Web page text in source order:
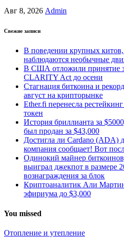
Авг 8, 2026 Admin
Свежие записи
В поведении крупных
наблюдаются необычные
В США отложили принятие
CLARITY Act до осени
Стагнация биткоина и
август на крипторынке
Ether.fi перенесла
токен
История бриллианта за
был продан за $43,000
Достигла ли Cardano (ADA)
компания сообщает! Вот
Одинокий майнер
выиграл джекпот в размере
вознаграждения за блок
Криптоаналитик Али
эфириума до $3,000
You missed
Отопление и утепление